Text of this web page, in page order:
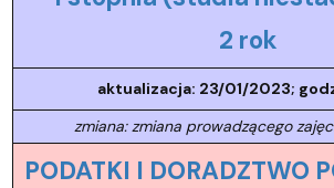
2 rok
aktualizacja: 23/01/2023;
zmiana: zmiana prowadzącego
PODATKI I DORADZTWO